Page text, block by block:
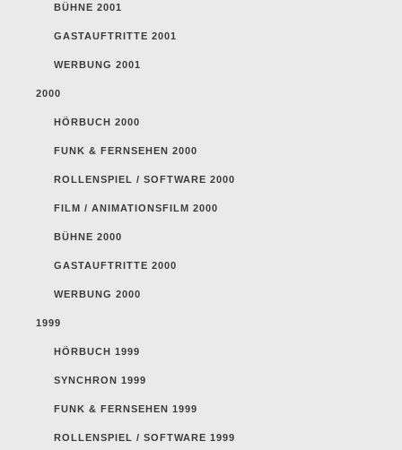
BÜHNE 2001
GASTAUFTRITTE 2001
WERBUNG 2001
2000
HÖRBUCH 2000
FUNK & FERNSEHEN 2000
ROLLENSPIEL / SOFTWARE 2000
FILM / ANIMATIONSFILM 2000
BÜHNE 2000
GASTAUFTRITTE 2000
WERBUNG 2000
1999
HÖRBUCH 1999
SYNCHRON 1999
FUNK & FERNSEHEN 1999
ROLLENSPIEL / SOFTWARE 1999